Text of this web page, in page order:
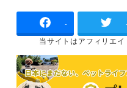
- -
当サイトはアフィリエ